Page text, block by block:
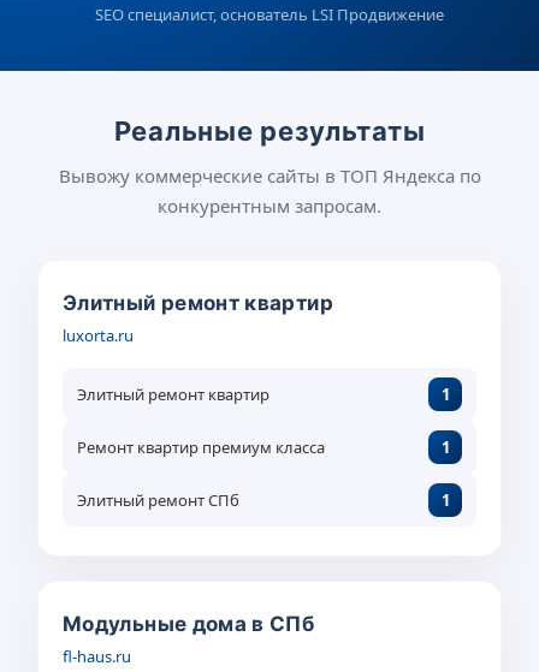
SEO специалист, основатель LSI Продвижение
Реальные результаты
Вывожу коммерческие сайты в ТОП Яндекса по
конкурентным запросам.
Элитный ремонт квартир
luxorta.ru
Элитный ремонт квартир 1
Ремонт квартир премиум класса 1
Элитный ремонт СПб 1
Модульные дома в СПб
fl-haus.ru